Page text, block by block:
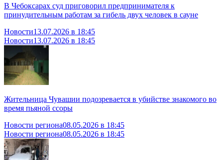
В Чебоксарах суд приговорил предпринимателя к
принудительным работам за гибель двух человек в сауне
Новости13.07.2026 в 18:45
Новости13.07.2026 в 18:45
Жительница Чувашии подозревается в убийстве знакомого во
время пьяной ссоры
Новости региона08.05.2026 в 18:45
Новости региона08.05.2026 в 18:45